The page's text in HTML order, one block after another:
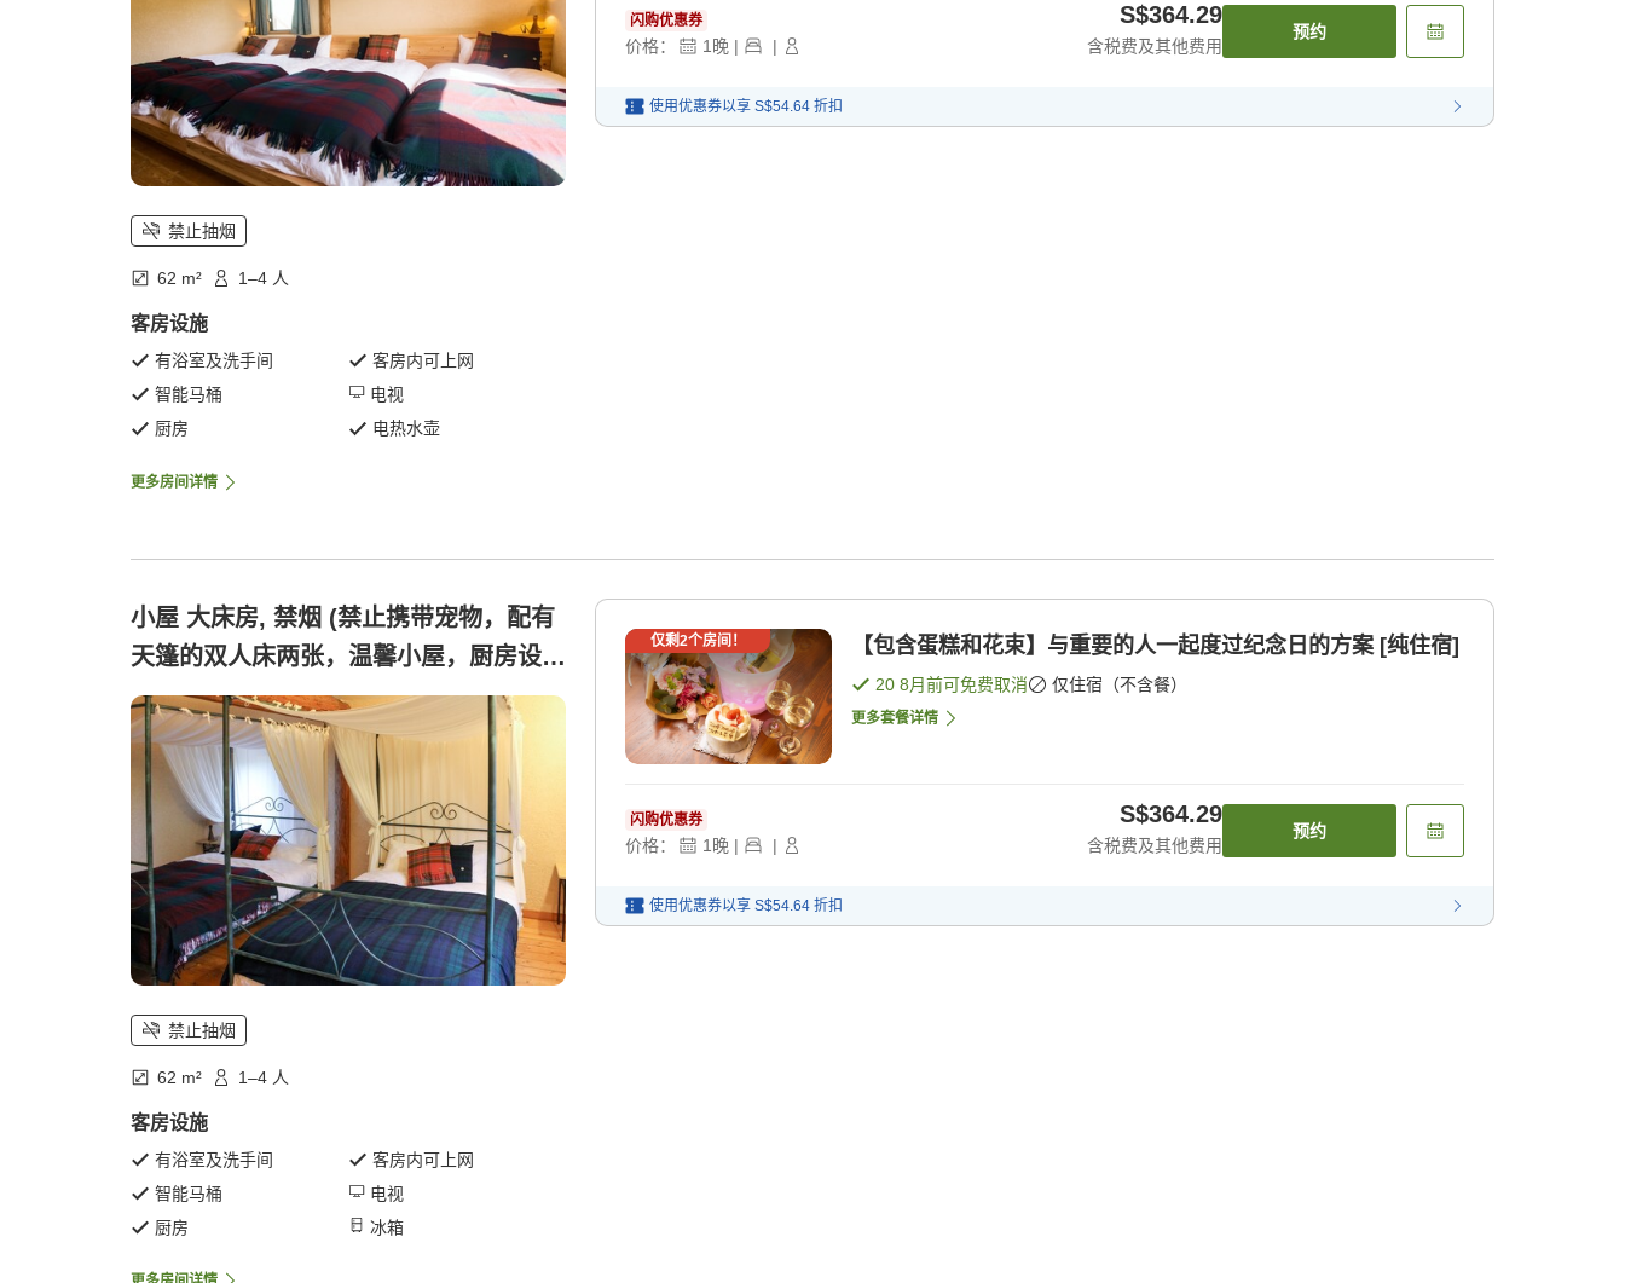
禁止抽烟
62 m² 1–4 人
客房设施
有浴室及洗手间
客房内可上网
智能马桶
电视
厨房
电热水壶
更多房间详情
闪购优惠券
价格： 1晚 | |
S$364.29
含税费及其他费用
预约
使用优惠券以享 S$54.64 折扣
小屋 大床房, 禁烟 (禁止携带宠物，配有
天篷的双人床两张，温馨小屋，厨房设施
齐全)
禁止抽烟
62 m² 1–4 人
客房设施
有浴室及洗手间
客房内可上网
智能马桶
电视
厨房
冰箱
仅剩2个房间！ 【包含蛋糕和花束】与重要的人一起度过纪念日的方案 [纯住宿]
20 8月前可免费取消 仅住宿（不含餐）
更多套餐详情
闪购优惠券
价格： 1 晚 | |
S$364.29
含税费及其他费用
预约
使用优惠券以享 S$54.64 折扣